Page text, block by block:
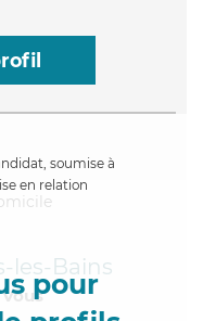
soumise à
en relation
pour
les-Bains